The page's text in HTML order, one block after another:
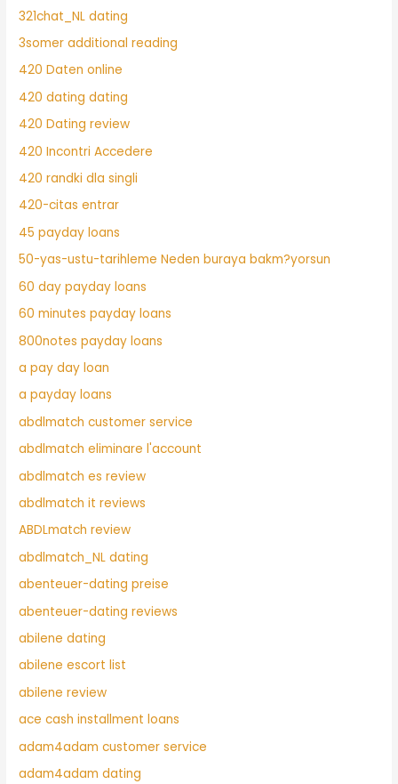
321chat_NL dating
3somer additional reading
420 Daten online
420 dating dating
420 Dating review
420 Incontri Accedere
420 randki dla singli
420-citas entrar
45 payday loans
50-yas-ustu-tarihleme Neden buraya bakm?yorsun
60 day payday loans
60 minutes payday loans
800notes payday loans
a pay day loan
a payday loans
abdlmatch customer service
abdlmatch eliminare l'account
abdlmatch es review
abdlmatch it reviews
ABDLmatch review
abdlmatch_NL dating
abenteuer-dating preise
abenteuer-dating reviews
abilene dating
abilene escort list
abilene review
ace cash installment loans
adam4adam customer service
adam4adam dating